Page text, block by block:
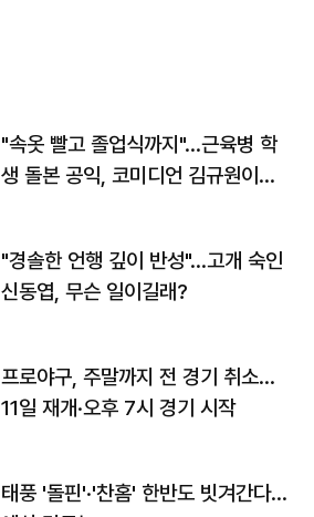
"속옷 빨고 졸업식까지"…근육병 학
생 돌본 공익, 코미디언 김규원이었
"경솔한 언행 깊이 반성"…고개 숙인
신동엽, 무슨 일이길래?
프로야구, 주말까지 전 경기 취소…
11일 재개·오후 7시 경기 시작
태풍 '돌핀'·'찬홈' 한반도 빗겨간다…